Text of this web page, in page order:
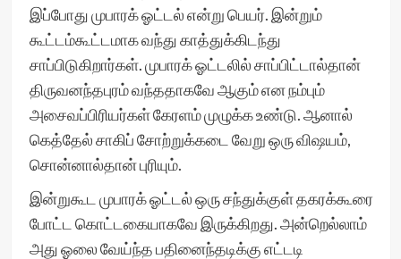
இப்போது முபாரக் ஓட்டல் என்று பெயர். இன்றும்
கூட்டம்கூட்டமாக வந்து காத்துக்கிடந்து
சாப்பிடுகிறார்கள். முபாரக் ஓட்டலில் சாப்பிட்டால்தான்
திருவனந்தபுரம் வந்ததாகவே ஆகும் என நம்பும்
அசைவப்பிரியர்கள் கேரளம் முழுக்க உண்டு. ஆனால்
கெத்தேல் சாகிப் சோற்றுக்கடை வேறு ஒரு விஷயம்,
சொன்னால்தான் புரியும்.
இன்றுகூட முபாரக் ஓட்டல் ஒரு சந்துக்குள் தகரக்கூரை
போட்ட கொட்டகையாகவே இருக்கிறது. அன்றெல்லாம்
அது ஓலை வேய்ந்த பதினைந்தடிக்கு எட்டடி